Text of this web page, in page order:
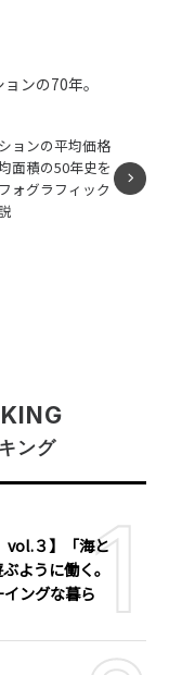
ンの70年。
ョンの平均価格
面積の50年史を
ォグラフィック
ング
vol.３】「海と
ように働く。
ングな暮ら